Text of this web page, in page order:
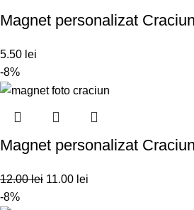
Magnet personalizat
5.50 lei
-8%
Magnet personalizat
12.00lei 11.00 lei
-8%